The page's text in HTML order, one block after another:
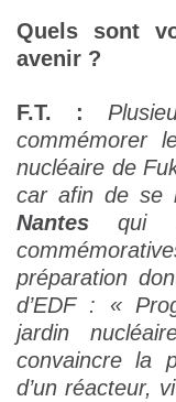
Quels sont
avenir ?
F.T. :
commémorer
nucléaire de
car afin de se
Nantes qui
préparation
d’EDF : «
jardin
convaincre la
d’un réacteur,